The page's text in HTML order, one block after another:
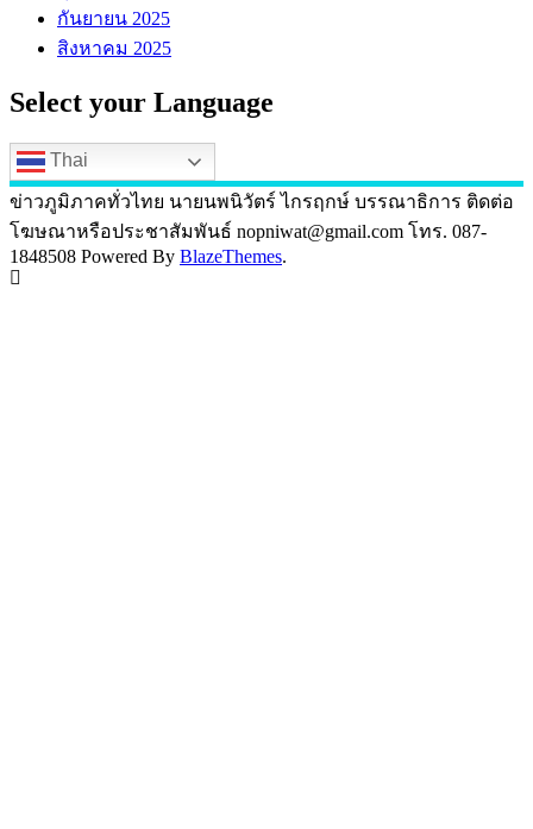
กันยายน 2025
สิงหาคม 2025
Select your Language
Thai
ข่าวภูมิภาคทั่วไทย นายนพนิวัตร์ ไกรฤกษ์ บรรณาธิการ ติดต่อ
โฆษณาหรือประชาสัมพันธ์ nopniwat@gmail.com โทร. 087-
1848508 Powered By BlazeThemes.